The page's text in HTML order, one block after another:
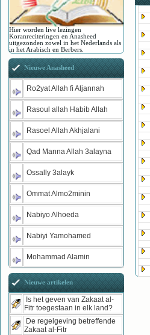
Hier worden live lezingen
Koranreciteringen en Anasheed
uitgezonden zowel in het Nederlands als
in het Arabisch en Berbers.
Nieuwe Anasheed
Ro2yat Allah fi Aljannah
Rasoul allah Habib Allah
Rasoel Allah Akhjalani
Qad Manna Allah 3alayna
Ossally 3alayk
Ommat Almo2minin
Nabiyo Alhoeda
Nabiyi Yamohamed
Mohammad Alamin
Nieuwe artikelen
Is het geven van Zakaat al-
Fitr toegestaan in elk land?
De regelgeving betreffende
Zakaat al-Fitr